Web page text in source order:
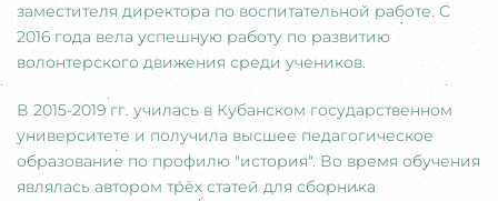
заместителя директора по воспитательной работе. С
2016 года вела успешную работу по развитию
волонтерского движения среди учеников.
В 2015-2019 гг. училась в Кубанском государственном
университете и получила высшее педагогическое
образование по профилю "история". Во время обучения
являлась автором трёх статей для сборника